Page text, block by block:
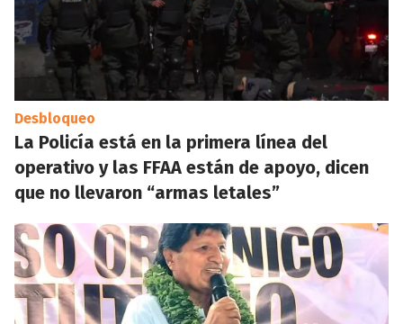
Desbloqueo
La Policía está en la primera línea del
operativo y las FFAA están de apoyo, dicen
que no llevaron “armas letales”